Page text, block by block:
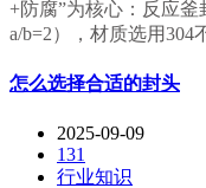
+防腐”为核心：反应
a/b=2），材质选用304
怎么选择合适的封头
2025-09-09
131
行业知识